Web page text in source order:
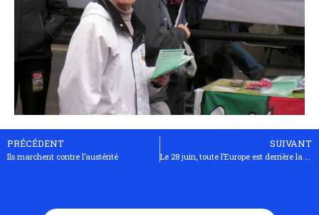
PRÉCÉDENT
Ils marchent contre l’austérité
SUIVANT
Le 28 juin, toute l’Europe est derrière la France!